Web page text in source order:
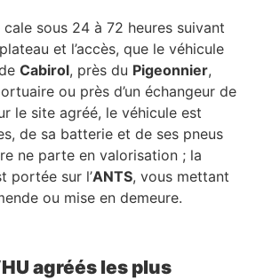
sous 24 à 72 heures suivant
et l’accès, que le véhicule
Cabirol, près du Pigeonnier,
ou près d’un échangeur de
le site agréé, le véhicule est
de sa batterie et de ses pneus
ne parte en valorisation ; la
portée sur l’ANTS, vous mettant
ou mise en demeure.
agréés les plus